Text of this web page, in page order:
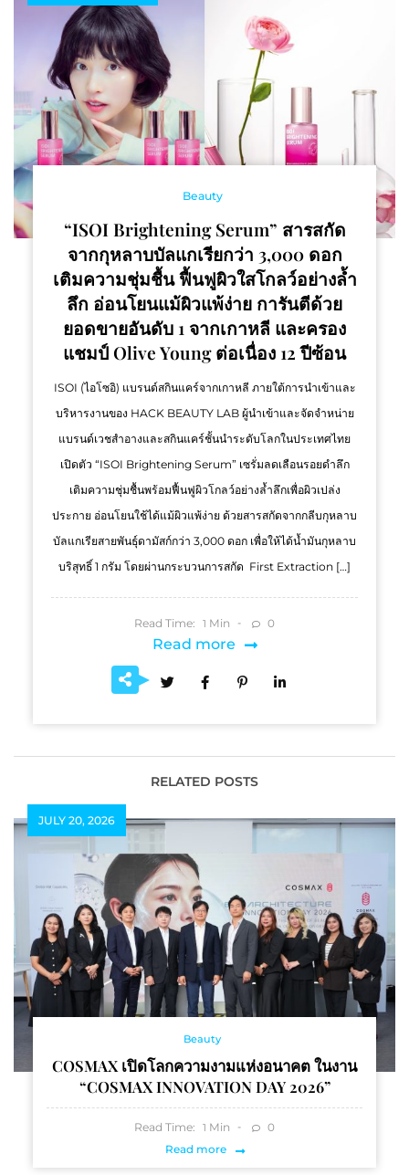
Beauty
“ISOI Brightening Serum” สารสกัด
จากกุหลาบบัลแกเรียกว่า 3,000 ดอก
เติมความชุ่มชื้น ฟื้นฟูผิวใสโกลว์อย่างล้ำ
ลึก อ่อนโยนแม้ผิวแพ้ง่าย การันตีด้วย
ยอดขายอันดับ 1 จากเกาหลี และครอง
แชมป์ Olive Young ต่อเนื่อง 12 ปีซ้อน
ISOI (ไอโซอิ) แบรนด์สกินแคร์จากเกาหลี ภายใต้การนำเข้าและ
บริหารงานของ HACK BEAUTY LAB ผู้นำเข้าและจัดจำหน่าย
แบรนด์เวชสำอางและสกินแคร์ชั้นนำระดับโลกในประเทศไทย
เปิดตัว “ISOI Brightening Serum” เซรั่มลดเลือนรอยดำลึก
เติมความชุ่มชื้นพร้อมฟื้นฟูผิวโกลว์อย่างล้ำลึกเพื่อผิวเปล่ง
ประกาย อ่อนโยนใช้ได้แม้ผิวแพ้ง่าย ด้วยสารสกัดจากกลีบกุหลาบ
บัลแกเรียสายพันธุ์ดามัสก์กว่า 3,000 ดอก เพื่อให้ได้น้ำมันกุหลาบ
บริสุทธิ์ 1 กรัม โดยผ่านกระบวนการสกัด First Extraction […]
Read Time: 1 Min 0
Read more
RELATED POSTS
JULY 20, 2026
Beauty
COSMAX เปิดโลกความงามแห่งอนาคต ในงาน
“COSMAX INNOVATION DAY 2026”
Read Time: 1 Min
0
Read more